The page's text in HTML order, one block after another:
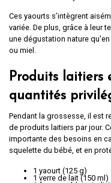
Ces yaourts s’intègrent
variée. De plus, grâce à leur
une dégustation nature
ou miel.
Produits laitiers
quantités
Pendant la grossesse, il est
de produits laitiers par jour.
importante des besoins en
squelette du bébé, et en
1 yaourt (125 g)
1 verre de lait (150 ml)